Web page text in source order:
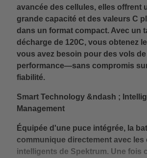
avancée des cellules, elles offrent
grande capacité et des valeurs C
dans un format compact. Avec un
décharge de 120C, vous obtenez
vous avez besoin pour des vols
performance—sans compromis
fiabilité.
Smart Technology &ndash ;
Management
Équipée d'une puce intégrée, la
communique directement avec les
intelligents de Spektrum. Une fois